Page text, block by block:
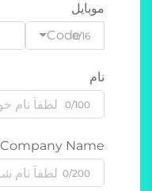
موبایل
Code0/16
نام
0/100
Company Name
0/200